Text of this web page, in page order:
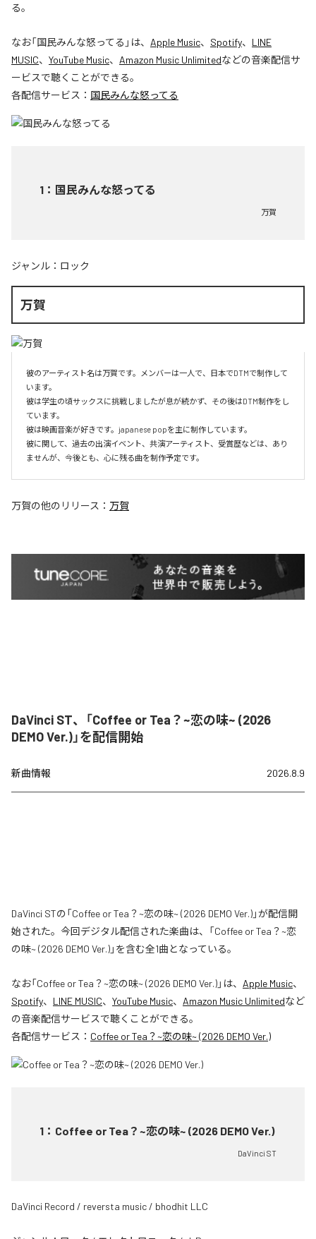
る。
なお「国民みんな怒ってる 」は、 Apple Music、 Spotify、 LINE
MUSIC、 YouTube Music、 Amazon Music Unlimitedなどの音楽配信サ
ービスで聴くことができる。
各配信サービス： 国民みんな怒ってる
1 ： 国民みんな怒ってる
万賀
ジャンル： ロック
万賀
彼のアーティスト名は万賀です。メンバーは一人で、日本でDTMで制作して
います。
彼は学生の頃サックスに挑戦しましたが息が続かず、その後はDTM制作をし
ています。
彼は映画音楽が好きです。japanese popを主に制作しています。
彼に関して、過去の出演イベント、共演アーティスト、受賞歴などは、あり
ませんが、今後とも、心に残る曲を制作予定です。
万賀の他のリリース： 万賀
DaVinci ST、「Coffee or Tea？~恋の味~ (2026
DEMO Ver.)」を配信開始
新曲情報 2026.8.9
DaVinci STの「Coffee or Tea？~恋の味~ (2026 DEMO Ver.)」が配信開
始された。今回デジタル配信された楽曲は、「Coffee or Tea？~恋
の味~ (2026 DEMO Ver.)」を含む全1曲となっている。
なお「Coffee or Tea？~恋の味~ (2026 DEMO Ver.)」は、 Apple Music、
Spotify、 LINE MUSIC、 YouTube Music、 Amazon Music Unlimitedなど
の音楽配信サービスで聴くことができる。
各配信サービス： Coffee or Tea？~恋の味~ (2026 DEMO Ver.)
1 ： Coffee or Tea？~恋の味~ (2026 DEMO Ver.)
DaVinci ST
DaVinci Record / reversta music / bhodhit LLC